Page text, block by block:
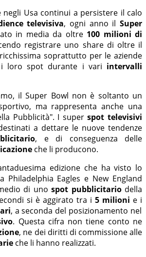
negli Usa continui a persistere il calo
televisiva, ogni anno ilSuper
in media da oltre 100 milioni di
registrare uno share di oltre il
soprattutto per le aziende
loro spot durante i vari intervalli
il Super Bowl non è soltanto un
ma rappresenta anche una
Pubblicità". I superspot televisivi
a dettare le nuove tendenze
, e di conseguenza delle
che li producono.
edizione che ha visto lo
Eagles e New England
di uno spot pubblicitariodella
si è aggirato tra i 5 milioni e i
, a seconda del posizionamento nel
. Questa cifra non tiene conto ne
, ne dei diritti di commissione alle
che li hanno realizzati.